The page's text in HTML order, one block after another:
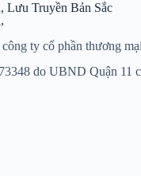
Lưu Truyền Bản Sắc
ty cổ phần thương
do UBND Quận 11